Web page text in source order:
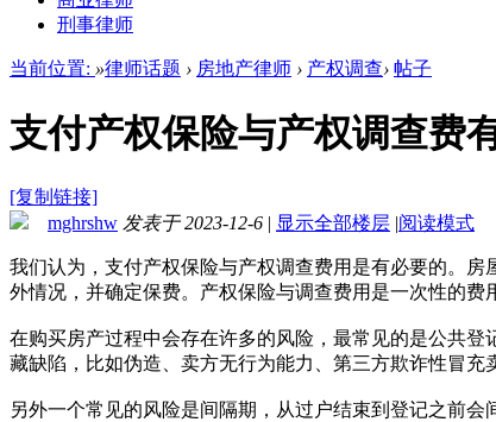
刑事律师
当前位置: »律师话题 › 房地产律师 › 产权调查› 帖子
支付产权保险与产权调查费
[复制链接]
mghrshw 发表于 2023-12-6 | 显示全部楼层 |阅读模式
我们认为，支付产权保险与产权调查费用是有必要的。
外情况，并确定保费。产权保险与调查费用是一次性的费
在购买房产过程中会存在许多的风险，最常见的是公共登
藏缺陷，比如伪造、卖方无行为能力、第三方欺诈性冒充
另外一个常见的风险是间隔期，从过户结束到登记之前